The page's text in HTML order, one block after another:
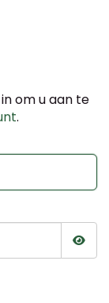
om u aan te
.